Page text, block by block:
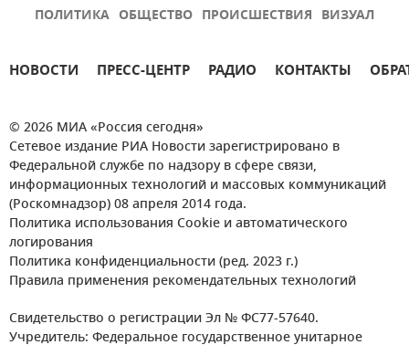
ПОЛИТИКА ОБЩЕСТВО ПРОИСШЕСТВИЯ ВИЗУАЛ
НОВОСТИ ПРЕСС-ЦЕНТР РАДИО КОНТАКТЫ
© 2026 МИА «Россия сегодня»
Сетевое издание РИА Новости зарегистрировано в
Федеральной службе по надзору в сфере связи,
информационных технологий и массовых коммуникаций
(Роскомнадзор) 08 апреля 2014 года.
Политика использования Cookie и автоматического
логирования
Политика конфиденциальности (ред. 2023 г.)
Правила применения рекомендательных технологий
Свидетельство о регистрации Эл № ФС77-57640.
Учредитель: Федеральное государственное унитарное